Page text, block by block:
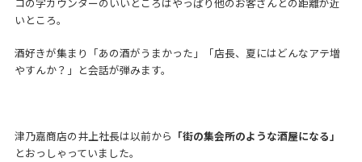
コの字カウンターのいいところはやっぱり他のお客さんとの距離が近
いところ。
酒好きが集まり「あの酒がうまかった」「店長、夏にはどんなアテ増
やすんか？」と会話が弾みます。
津乃嘉商店の井上社長は以前から 「街の集会所のような酒屋になる」
とおっしゃっていました。